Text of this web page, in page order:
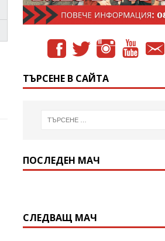
ТЪРСЕНЕ В САЙТА
ПОСЛЕДЕН МАЧ
СЛЕДВАЩ МАЧ